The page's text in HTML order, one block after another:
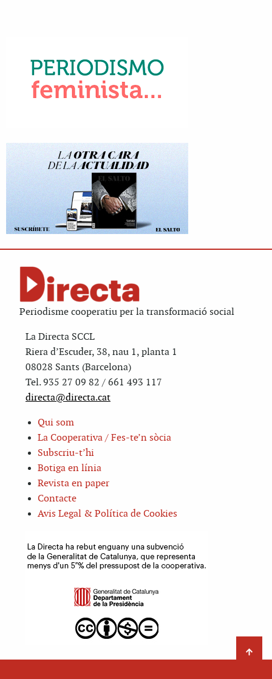
Periodisme cooperatiu per la transformació social
La Directa SCCL
Riera d’Escuder, 38, nau 1, planta 1
08028 Sants (Barcelona)
Tel. 935 27 09 82 / 661 493 117
directa@directa.cat
Qui som
La Cooperativa / Fes-te’n sòcia
Subscriu-t’hi
Botiga en línia
Revista en paper
Contacte
Avis Legal & Política de Cookies